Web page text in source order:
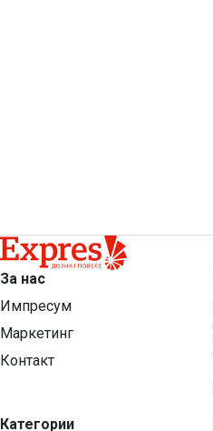
За нас
Импресум
Маркетинг
Контакт
Категории